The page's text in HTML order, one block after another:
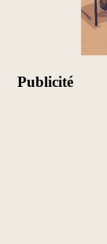
Publicité